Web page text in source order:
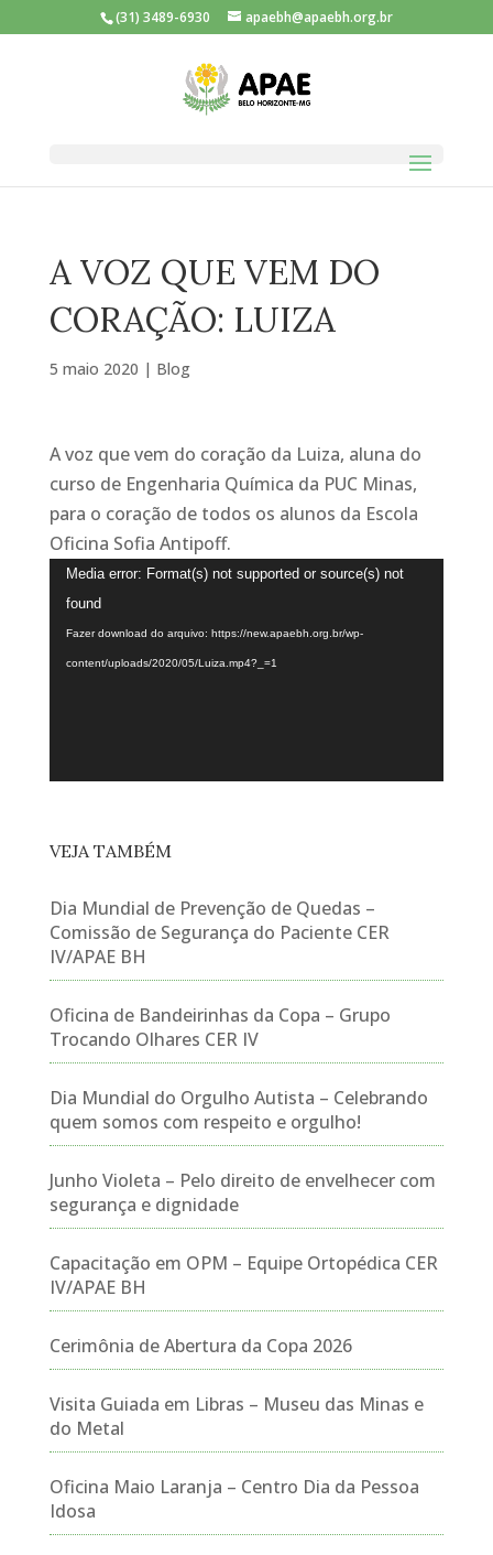
(31) 3489-6930 apaebh@apaebh.org.br
A VOZ QUE VEM DO
CORAÇÃO: LUIZA
5 maio 2020 | Blog
A voz que vem do coração da Luiza, aluna do
curso de Engenharia Química da PUC Minas,
para o coração de todos os alunos da Escola
Oficina Sofia Antipoff.
Tocador
de
vídeo
Media error: Format(s) not supported or source(s) not
found
Fazer download do arquivo: https://new.apaebh.org.br/wp-
content/uploads/2020/05/Luiza.mp4?_=1
VEJA TAMBÉM
Dia Mundial de Prevenção de Quedas –
Comissão de Segurança do Paciente CER
IV/APAE BH
Oficina de Bandeirinhas da Copa – Grupo
Trocando Olhares CER IV
Dia Mundial do Orgulho Autista – Celebrando
quem somos com respeito e orgulho!
Junho Violeta – Pelo direito de envelhecer com
segurança e dignidade
Capacitação em OPM – Equipe Ortopédica CER
IV/APAE BH
Cerimônia de Abertura da Copa 2026
Visita Guiada em Libras – Museu das Minas e
do Metal
Oficina Maio Laranja – Centro Dia da Pessoa
Idosa